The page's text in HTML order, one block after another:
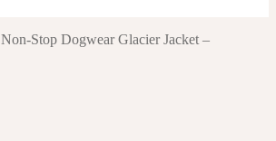
Non-Stop Dogwear Glacier Jacket –